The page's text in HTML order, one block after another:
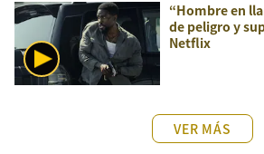
“Hombre en
de peligro y
Netflix
VER MÁS